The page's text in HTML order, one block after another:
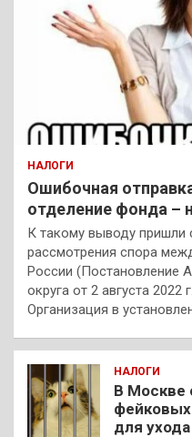
НАЛОГИ
Ошибочная
отделение фонда –
К такому выводу пришли
рассмотрения спора
России (Постановление
округа от 2 августа
Организация в
НАЛОГИ
В Москве
фейковых
для